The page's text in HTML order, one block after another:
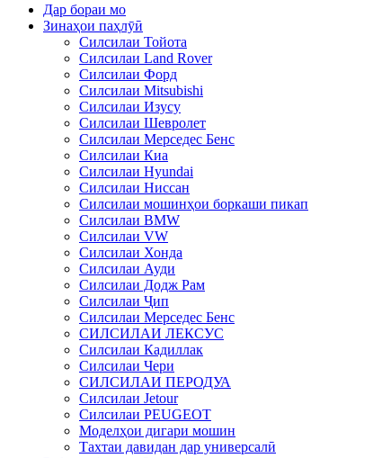
Дар бораи мо
Зинаҳои паҳлӯӣ
Силсилаи Тойота
Силсилаи Land Rover
Силсилаи Форд
Силсилаи Mitsubishi
Силсилаи Изусу
Силсилаи Шевролет
Силсилаи Мерседес Бенс
Силсилаи Киа
Силсилаи Hyundai
Силсилаи Ниссан
Силсилаи мошинҳои боркаши пикап
Силсилаи BMW
Силсилаи VW
Силсилаи Хонда
Силсилаи Ауди
Силсилаи Додж Рам
Силсилаи Ҷип
Силсилаи Мерседес Бенс
СИЛСИЛАИ ЛЕКСУС
Силсилаи Кадиллак
Силсилаи Чери
СИЛСИЛАИ ПЕРОДУА
Силсилаи Jetour
Силсилаи PEUGEOT
Моделҳои дигари мошин
Тахтаи давидан дар универсалӣ